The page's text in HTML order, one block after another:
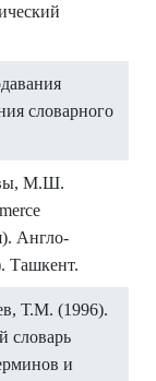
словарного
М.Ш.
Англо-
Ташкент.
Т.М. (1996).
словарь
и